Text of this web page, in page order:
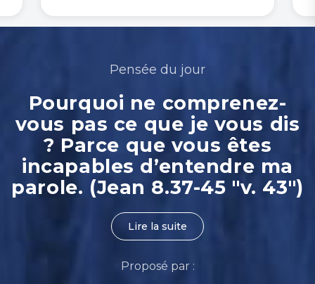
Pensée du jour
Pourquoi ne comprenez-
vous pas ce que je vous dis
? Parce que vous êtes
incapables d’entendre ma
parole. (Jean 8.37-45 "v. 43")
Lire la suite
Proposé par :